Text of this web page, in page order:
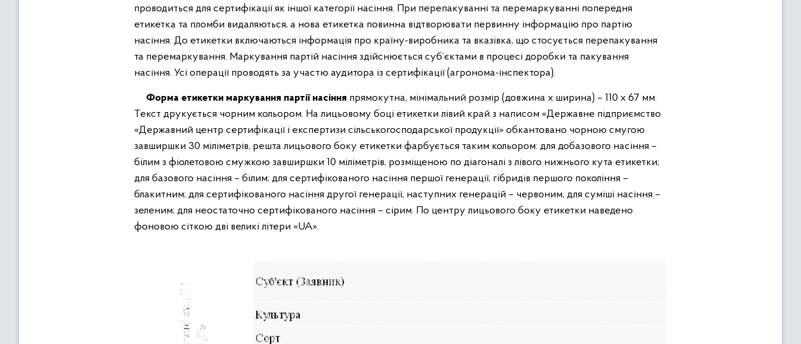
проводиться для сертифікації як іншої категорії насіння. При перепакуванні та перемаркуванні попередня
етикетка та пломби видаляються, а нова етикетка повинна відтворювати первинну інформацію про партію
насіння. До етикетки включаються інформація про країну-виробника та вказівка, що стосується перепакування
та перемаркування. Маркування партій насіння здійснюється суб’єктами в процесі доробки та пакування
насіння. Усі операції проводять за участю аудитора із сертифікації (агронома-інспектора).
Форма етикетки маркування партії насіння прямокутна, мінімальний розмір (довжина х ширина) – 110 х 67 мм.
Текст друкується чорним кольором. На лицьовому боці етикетки лівий край з написом «Державне підприємство
«Державний центр сертифікації і експертизи сільськогосподарської продукції» обкантовано чорною смугою
завширшки 30 міліметрів, решта лицьового боку етикетки фарбується таким кольором: для добазового насіння –
білим з фіолетовою смужкою завширшки 10 міліметрів, розміщеною по діагоналі з лівого нижнього кута етикетки;
для базового насіння – білим; для сертифікованого насіння першої генерації, гібридів першого покоління –
блакитним; для сертифікованого насіння другої генерації, наступних генерацій – червоним, для суміші насіння –
зеленим; для неостаточно сертифікованого насіння – сірим. По центру лицьового боку етикетки наведено
фоновою сіткою дві великі літери «UA».